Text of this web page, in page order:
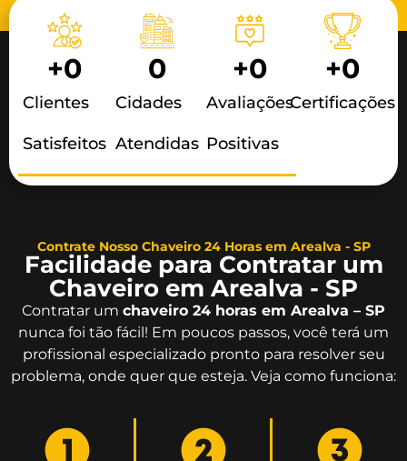
Clientes
Satisfeitos
+0
Cidades
Atendidas
0
Avaliações
Positivas
+0
Certificações
+0
Contrate Nosso Chaveiro 24 Horas em Arealva - SP
Facilidade para Contratar um
Chaveiro em Arealva - SP
Contratar um chaveiro 24 horas em Arealva – SP
nunca foi tão fácil! Em poucos passos, você terá um
profissional especializado pronto para resolver seu
problema, onde quer que esteja. Veja como funciona: